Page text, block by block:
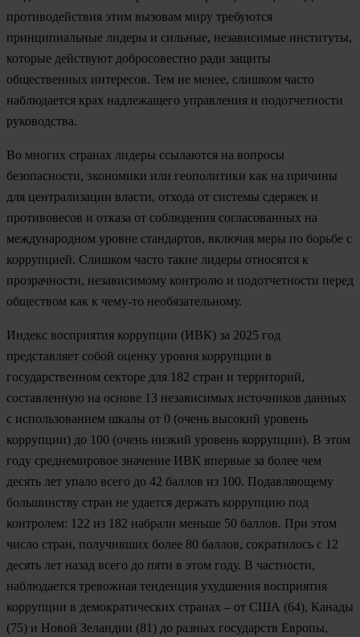
противодействия этим вызовам миру требуются
принципиальные лидеры и сильные, независимые институты,
которые действуют добросовестно ради защиты
общественных интересов. Тем не менее, слишком часто
наблюдается крах надлежащего управления и подотчетности
руководства.
Во многих странах лидеры ссылаются на вопросы
безопасности, экономики или геополитики как на причины
для централизации власти, отхода от системы сдержек и
противовесов и отказа от соблюдения согласованных на
международном уровне стандартов, включая меры по борьбе с
коррупцией. Слишком часто такие лидеры относятся к
прозрачности, независимому контролю и подотчетности перед
обществом как к чему-то необязательному.
Индекс восприятия коррупции (ИВК) за 2025 год
представляет собой оценку уровня коррупции в
государственном секторе для 182 стран и территорий,
составленную на основе 13 независимых источников данных
с использованием шкалы от 0 (очень высокий уровень
коррупции) до 100 (очень низкий уровень коррупции). В этом
году среднемировое значение ИВК впервые за более чем
десять лет упало всего до 42 баллов из 100. Подавляющему
большинству стран не удается держать коррупцию под
контролем: 122 из 182 набрали меньше 50 баллов. При этом
число стран, получивших более 80 баллов, сократилось с 12
десять лет назад всего до пяти в этом году. В частности,
наблюдается тревожная тенденция ухудшения восприятия
коррупции в демократических странах – от США (64), Канады
(75) и Новой Зеландии (81) до разных государств Европы,